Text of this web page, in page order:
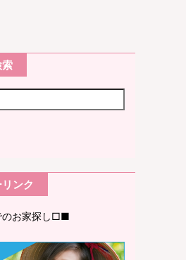
ンク
お家探し□■